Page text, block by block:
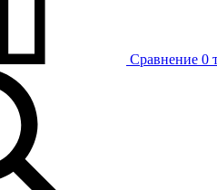
Сравнение 0